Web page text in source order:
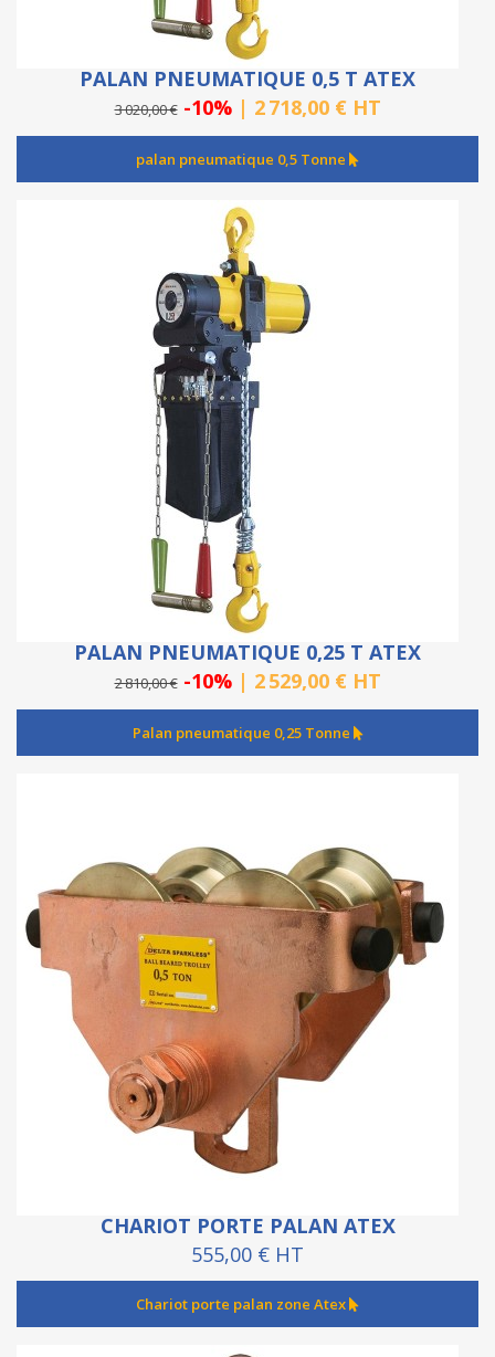
PALAN PNEUMATIQUE 0,5 T ATEX
3 020,00 € -10% | 2 718,00 € HT
palan pneumatique 0,5 Tonne
PALAN PNEUMATIQUE 0,25 T ATEX
2 810,00 € -10% | 2 529,00 € HT
Palan pneumatique 0,25 Tonne
CHARIOT PORTE PALAN ATEX
555,00 € HT
Chariot porte palan zone Atex